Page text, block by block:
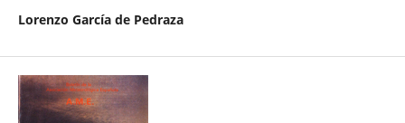
Lorenzo García de Pedraza